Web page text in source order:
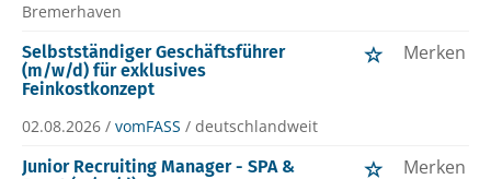
Bremerhaven
Selbstständiger Geschäftsführer
(m/w/d) für exklusives
Feinkostkonzept
Merken
02.08.2026 / vomFASS / deutschlandweit
Junior Recruiting Manager - SPA &
Merken